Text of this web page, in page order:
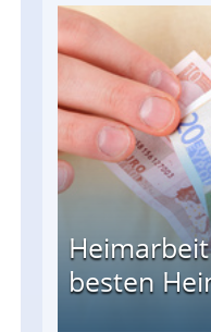
besten